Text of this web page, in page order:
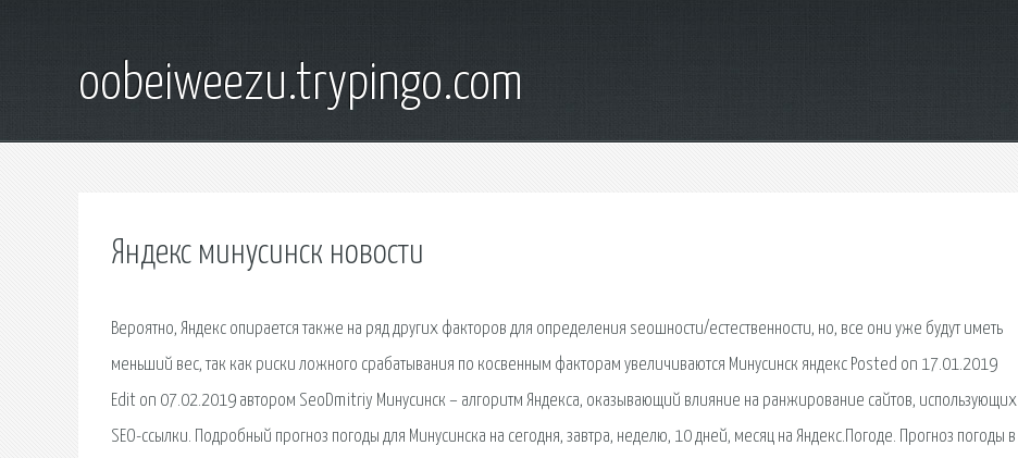
oobeiweezu.trypingo.com
Яндекс минусинск новости
Вероятно, Яндекс опирается также на ряд других факторов для определения seoшности/естественности, но, все они уже будут иметь
меньший вес, так как риски ложного срабатывания по косвенным факторам увеличиваются Минусинск яндекс Posted on 17.01.2019
Edit on 07.02.2019 автором SeoDmitriy Минусинск – алгоритм Яндекса, оказывающий влияние на ранжирование сайтов, использующих
SEO-ссылки. Подробный прогноз погоды для Минусинска на сегодня, завтра, неделю, 10 дней, месяц на Яндекс.Погоде. Прогноз погоды в